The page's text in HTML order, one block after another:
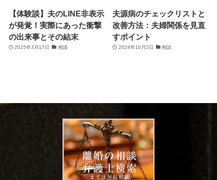
【体験談】夫のLINE非表示
が発覚！実際にあった衝撃
の出来事とその結末
2025年3月17日 相談
夫源病のチェックリストと
改善方法：夫婦関係を見直
すポイント
2024年10月2日 相談